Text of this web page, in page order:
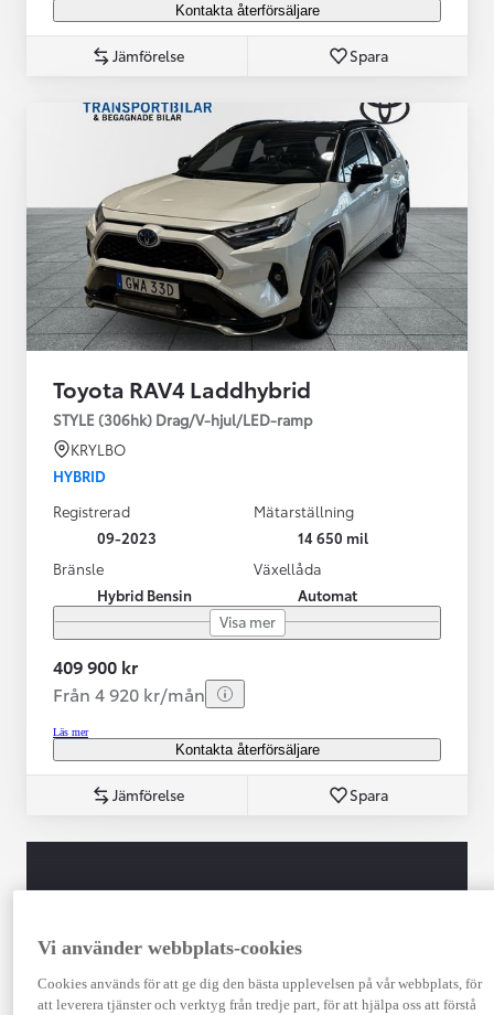
Kontakta återförsäljare
Jämförelse Spara
Toyota RAV4 Laddhybrid
STYLE (306hk) Drag/V-hjul/LED-ramp
KRYLBO
HYBRID
Registrerad
09-2023
Mätarställning
14 650 mil
Bränsle
Hybrid Bensin
Växellåda
Automat
Visa mer
409 900 kr
Från 4 920 kr/mån
Läs mer
Kontakta återförsäljare
Jämförelse Spara
TOYOTA APPROVED
USED
Vi använder webbplats-cookies
Cookies används för att ge dig den bästa upplevelsen på vår webbplats, för
att leverera tjänster och verktyg från tredje part, för att hjälpa oss att förstå